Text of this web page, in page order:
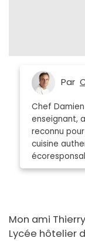
Par
Chef
enseignant,
reconnu
cuisine
Mon ami
Lycée hôtelier